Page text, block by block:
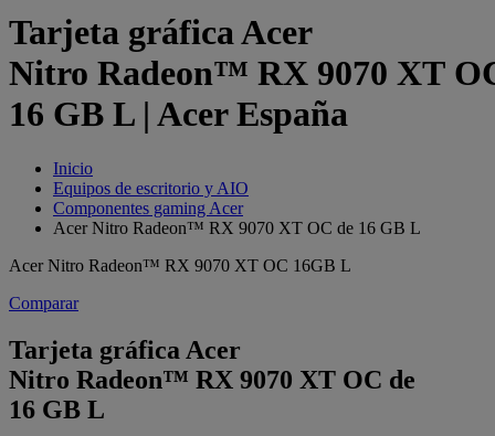
Tarjeta gráfica Acer
Nitro Radeon™ RX 9070 XT
16 GB L | Acer España
Inicio
Equipos de escritorio y AIO
Componentes gaming Acer
Acer Nitro Radeon™ RX 9070 XT OC de 16 GB L
Acer Nitro Radeon™ RX 9070 XT OC 16GB L
Comparar
Tarjeta gráfica Acer
Nitro Radeon™ RX 9070 XT OC de
16 GB L